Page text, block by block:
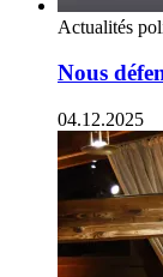
Actualités
Nous
04.12.2025